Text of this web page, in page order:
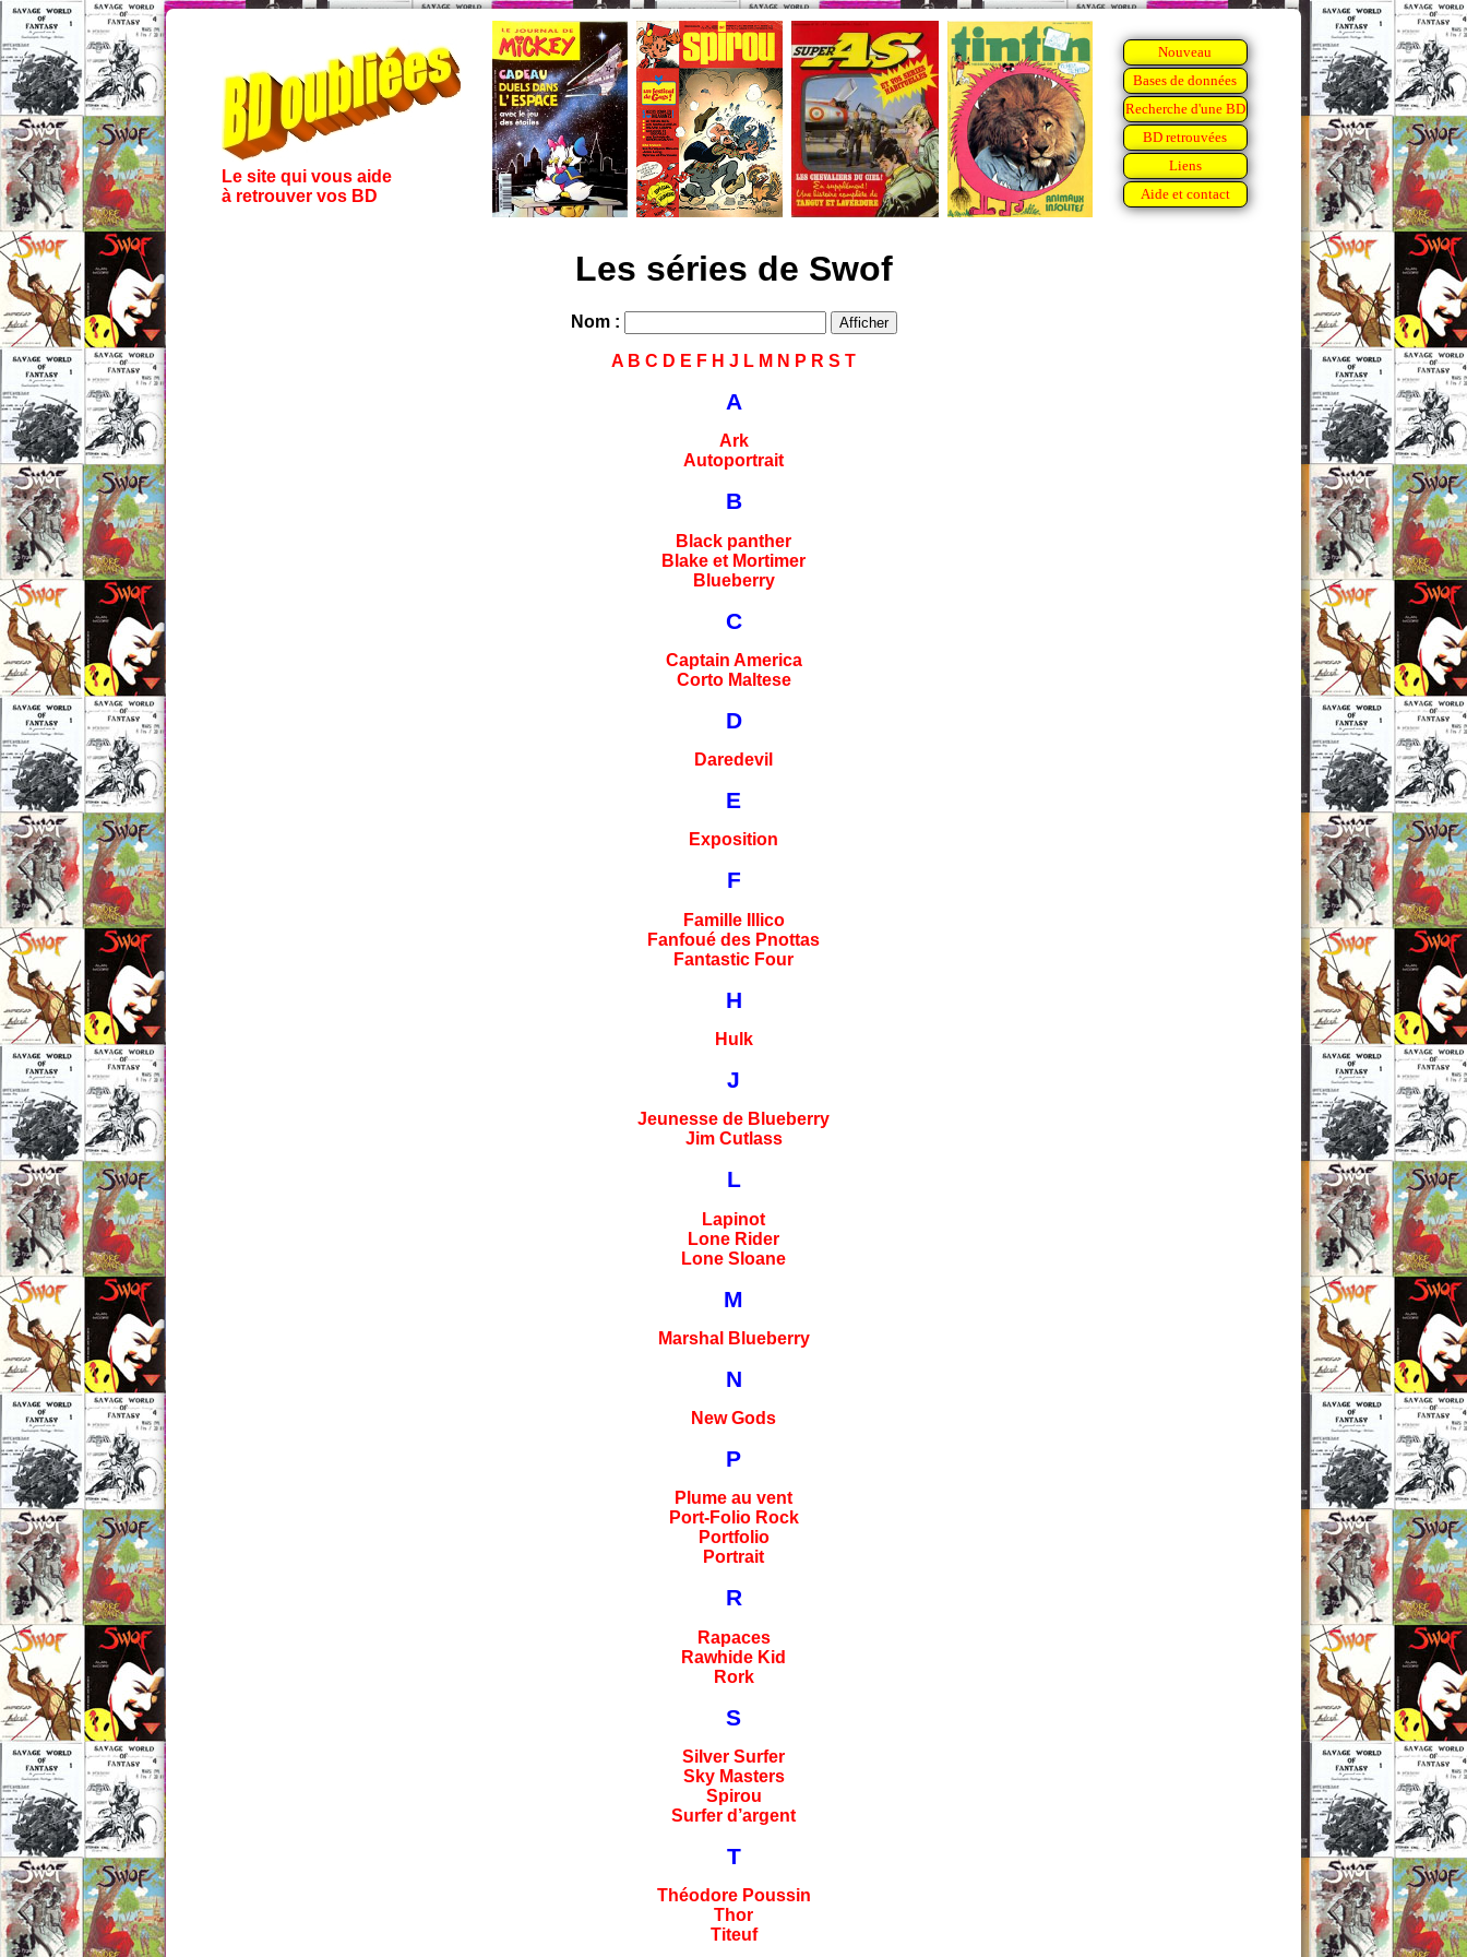
Le site qui vous aide
à retrouver vos BD
Nouveau
Bases de données
Recherche d'une BD
BD retrouvées
Liens
Aide et contact
Les séries de Swof
Nom :
A B C D E F H J L M N P R S T
A
Ark
Autoportrait
B
Black panther
Blake et Mortimer
Blueberry
C
Captain America
Corto Maltese
D
Daredevil
E
Exposition
F
Famille Illico
Fanfoué des Pnottas
Fantastic Four
H
Hulk
J
Jeunesse de Blueberry
Jim Cutlass
L
Lapinot
Lone Rider
Lone Sloane
M
Marshal Blueberry
N
New Gods
P
Plume au vent
Port-Folio Rock
Portfolio
Portrait
R
Rapaces
Rawhide Kid
Rork
S
Silver Surfer
Sky Masters
Spirou
Surfer d’argent
T
Théodore Poussin
Thor
Titeuf